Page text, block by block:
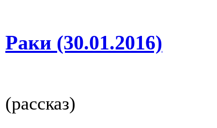
Раки (30.01.2016)
(рассказ)